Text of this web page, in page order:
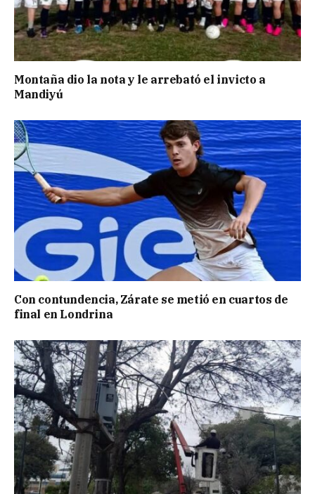
Montaña dio la nota y le arrebató el invicto a
Mandiyú
Con contundencia, Zárate se metió en cuartos de
final en Londrina